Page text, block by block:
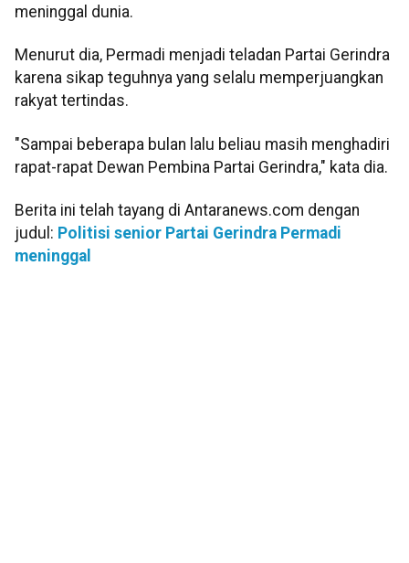
meninggal dunia.
Menurut dia, Permadi menjadi teladan Partai Gerindra
karena sikap teguhnya yang selalu memperjuangkan
rakyat tertindas.
"Sampai beberapa bulan lalu beliau masih menghadiri
rapat-rapat Dewan Pembina Partai Gerindra," kata dia.
Berita ini telah tayang di Antaranews.com dengan
judul: Politisi senior Partai Gerindra Permadi
meninggal